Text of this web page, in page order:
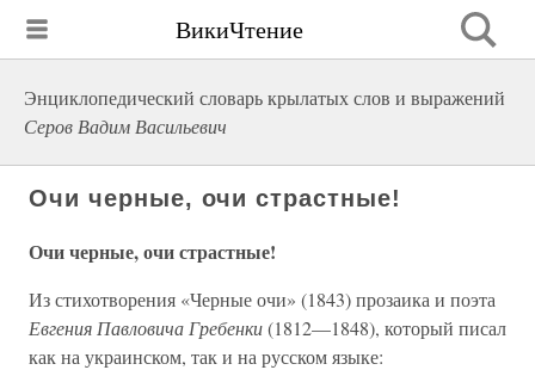
ВикиЧтение
Энциклопедический словарь крылатых слов и выражений
Серов Вадим Васильевич
Очи черные, очи страстные!
Очи черные, очи страстные!
Из стихотворения «Черные очи» (1843) прозаика и поэта
Евгения Павловича Гребенки(1812—1848), который писал
как на украинском, так и на русском языке: